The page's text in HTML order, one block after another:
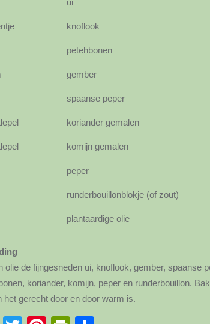
knoflook
petehbonen
gember
spaanse peper
koriander gemalen
komijn gemalen
peper
runderbouillonblokje (of zout)
plantaardige olie
olie de fijngesneden ui, knoflook, gember, spaanse
koriander, komijn, peper en runderbouillon.
het gerecht door en door warm is.